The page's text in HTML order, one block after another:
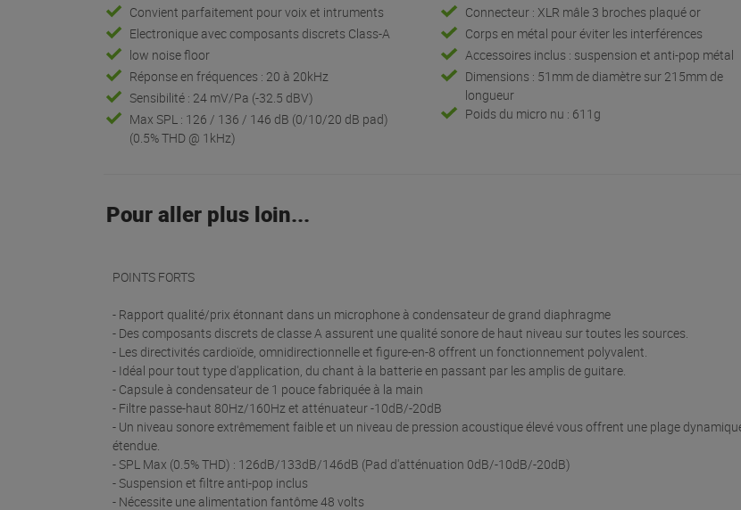
Convient parfaitement pour voix et intruments
Electronique avec composants discrets Class-A
low noise floor
Réponse en fréquences : 20 à 20kHz
Sensibilité : 24 mV/Pa (-32.5 dBV)
Max SPL : 126 / 136 / 146 dB (0/10/20 dB pad)
(0.5% THD @ 1kHz)
Connecteur : XLR mâle 3 broches plaqué or
Corps en métal pour éviter les interférences
Accessoires inclus : suspension et anti-pop métal
Dimensions : 51mm de diamètre sur 215mm de
longueur
Poids du micro nu : 611g
Pour aller plus loin...
POINTS FORTS
- Rapport qualité/prix étonnant dans un microphone à condensateur de grand diaphragme
- Des composants discrets de classe A assurent une qualité sonore de haut niveau sur toutes les sources.
- Les directivités cardioïde, omnidirectionnelle et figure-en-8 offrent un fonctionnement polyvalent.
- Idéal pour tout type d'application, du chant à la batterie en passant par les amplis de guitare.
- Capsule à condensateur de 1 pouce fabriquée à la main
- Filtre passe-haut 80Hz/160Hz et atténuateur -10dB/-20dB
- Un niveau sonore extrêmement faible et un niveau de pression acoustique élevé vous offrent une plage
étendue.
- SPL Max (0.5% THD) : 126dB/133dB/146dB (Pad d'atténuation 0dB/-10dB/-20dB)
- Suspension et filtre anti-pop inclus
- Nécessite une alimentation fantôme 48 volts